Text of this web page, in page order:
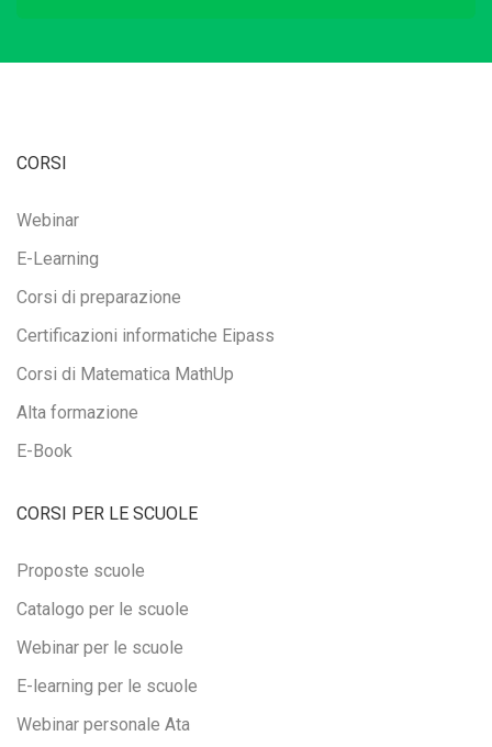
CORSI
Webinar
E-Learning
Corsi di preparazione
Certificazioni informatiche Eipass
Corsi di Matematica MathUp
Alta formazione
E-Book
CORSI PER LE SCUOLE
Proposte scuole
Catalogo per le scuole
Webinar per le scuole
E-learning per le scuole
Webinar personale Ata